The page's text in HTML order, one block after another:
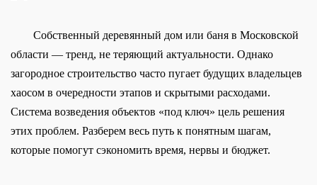
Собственный деревянный дом или баня в Московской
области — тренд, не теряющий актуальности. Однако
загородное строительство часто пугает будущих владельцев
хаосом в очередности этапов и скрытыми расходами.
Система возведения объектов «под ключ» цель решения
этих проблем. Разберем весь путь к понятным шагам,
которые помогут сэкономить время, нервы и бюджет.